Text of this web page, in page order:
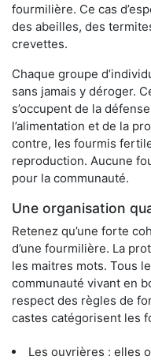
fourmilière. Ce cas
des abeilles, des
crevettes.
Chaque groupe
sans jamais y déroger.
s’occupent de la
l’alimentation et de la
contre, les fourmis
reproduction. Aucune
pour la communauté.
Une organisation
Retenez qu’une forte
d’une fourmilière. La
les maitres mots. Tous
communauté vivant en
respect des règles de
castes catégorisent les
Les ouvrières : elles